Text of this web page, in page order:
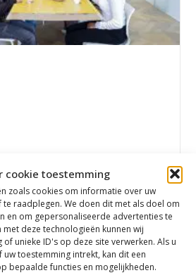
cookie toestemming
zoals cookies om informatie over uw
raadplegen. We doen dit met als doel om
en om gepersonaliseerde advertenties te
deze technologieën kunnen wij
unieke ID's op deze site verwerken. Als u
toestemming intrekt, kan dit een
bepaalde functies en mogelijkheden.
& Nootjes valetijns Editie